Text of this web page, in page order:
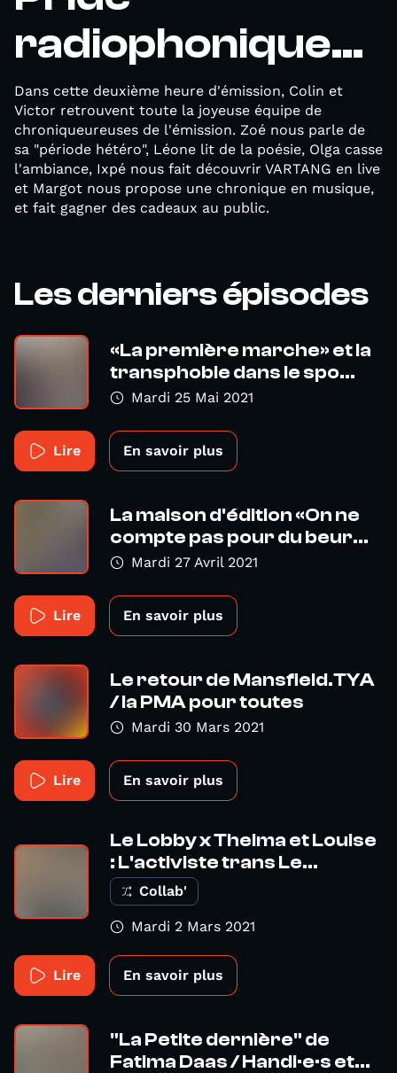
radiophonique...
Dans cette deuxième heure d'émission, Colin et
Victor retrouvent toute la joyeuse équipe de
chroniqueureuses de l'émission. Zoé nous parle de
sa "période hétéro", Léone lit de la poésie, Olga casse
l'ambiance, Ixpé nous fait découvrir VARTANG en live
et Margot nous propose une chronique en musique,
et fait gagner des cadeaux au public.
Les derniers épisodes
«La première marche» et la
transphobie dans le spo...
Mardi 25 Mai 2021
Lire En savoir plus
La maison d'édition «On ne
compte pas pour du beur...
Mardi 27 Avril 2021
Lire En savoir plus
Le retour de Mansfield.TYA
/ la PMA pour toutes
Mardi 30 Mars 2021
Lire En savoir plus
Le Lobby x Thelma et Louise
: L'activiste trans Le...
Collab'
Mardi 2 Mars 2021
Lire En savoir plus
"La Petite dernière" de
Fatima Daas / Handi·e·s et...